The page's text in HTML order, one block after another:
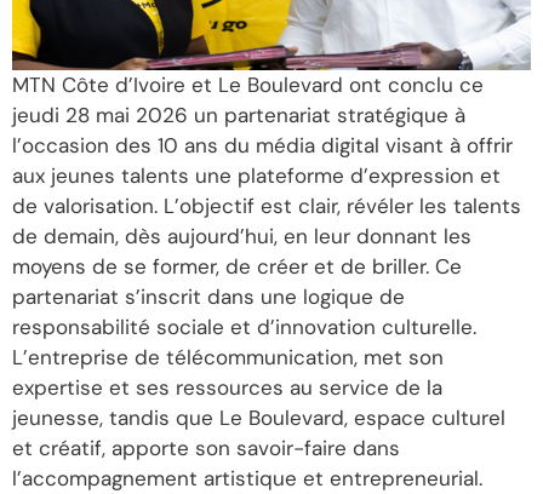
MTN Côte d’Ivoire et Le Boulevard ont conclu ce
jeudi 28 mai 2026 un partenariat stratégique à
l’occasion des 10 ans du média digital visant à offrir
aux jeunes talents une plateforme d’expression et
de valorisation. L’objectif est clair, révéler les talents
de demain, dès aujourd’hui, en leur donnant les
moyens de se former, de créer et de briller. Ce
partenariat s’inscrit dans une logique de
responsabilité sociale et d’innovation culturelle.
L’entreprise de télécommunication, met son
expertise et ses ressources au service de la
jeunesse, tandis que Le Boulevard, espace culturel
et créatif, apporte son savoir-faire dans
l’accompagnement artistique et entrepreneurial.